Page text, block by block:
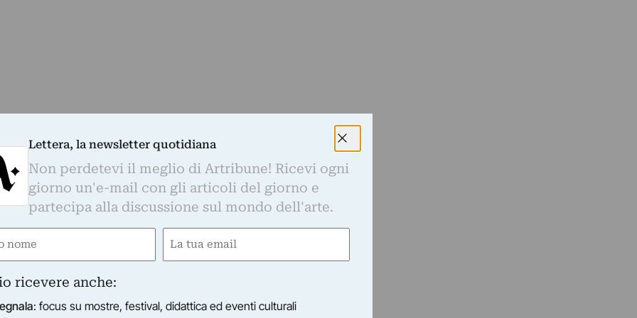
di Braccialarghe, Piero Fassino è stato il
con una nota. “Ci ha lasciato Maurizio
sindaco di Torino, “uomo per bene e
delle istituzioni, ha dedicato energie,
di Torino una capitale di cultura. Chi come
al fianco, oggi lo piange con profondo
che ha diretto The Others dal 2011 al
“, racconta Casiraghi ad Artribune, “ma la
cosa che ci divideva
chiara e precisa di come gestire una città
Lettera, la newsletter quotidiana
Non perdetevi il meglio di Artribune! Ricevi ogni
giorno un'e-mail con gli articoli del giorno e
partecipa alla discussione sul mondo dell'arte.
Email
ricevere anche:
: focus su mostre, festival, didattica ed eventi culturali